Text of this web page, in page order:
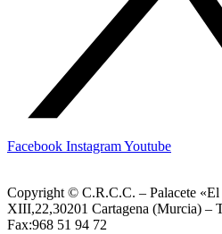
Facebook InstagramYoutube
Copyright © C.R.C.C. – Palacete
XIII,22,30201 Cartagena (Murcia) –
Fax:968 51 94 72